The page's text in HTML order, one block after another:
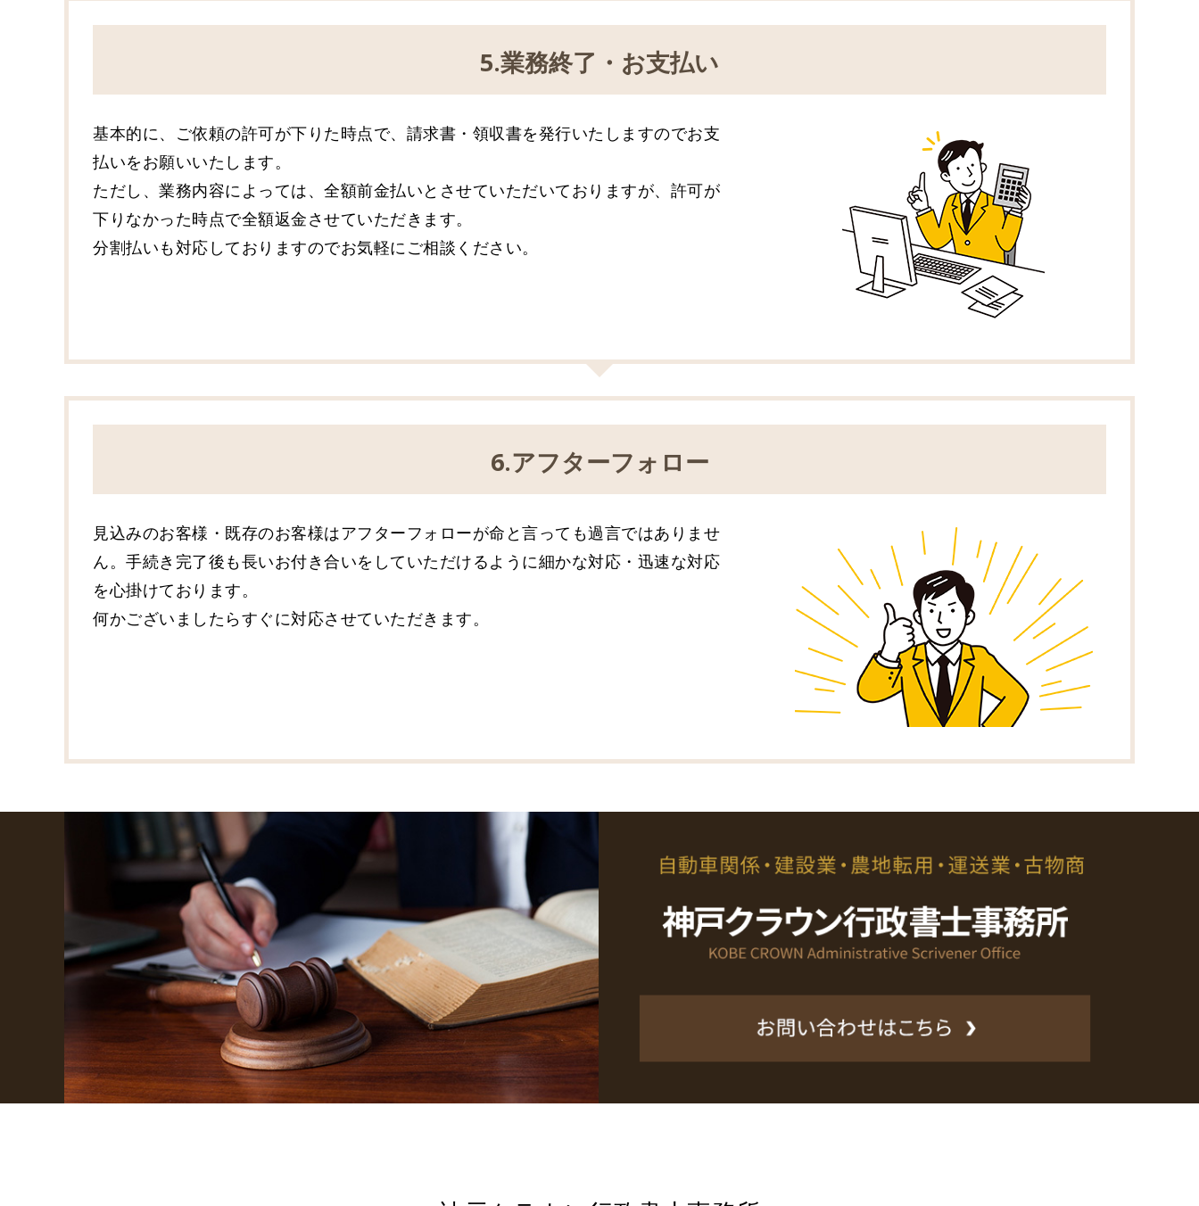
5.業務終了・お支払い
基本的に、ご依頼の許可が下りた時点で、請求書・領収書を発行いたしますのでお支
払いをお願いいたします。
ただし、業務内容によっては、全額前金払いとさせていただいておりますが、許可が
下りなかった時点で全額返金させていただきます。
分割払いも対応しておりますのでお気軽にご相談ください。
6.アフターフォロー
見込みのお客様・既存のお客様はアフターフォローが命と言っても過言ではありませ
ん。手続き完了後も長いお付き合いをしていただけるように細かな対応・迅速な対応
を心掛けております。
何かございましたらすぐに対応させていただきます。